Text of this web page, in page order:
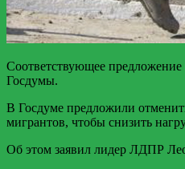
Соответствующее предложение
Госдумы.
В Госдуме предложили
мигрантов, чтобы снизить
Об этом заявил лидер ЛДПР